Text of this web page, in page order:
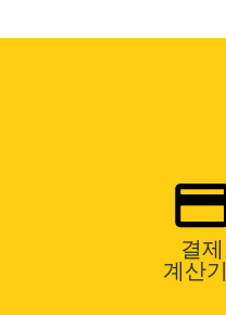
결제
계산기